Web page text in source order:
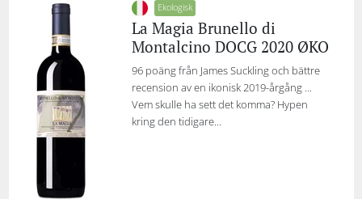
Ekologisk
La Magia Brunello di
Montalcino DOCG 2020 ØKO
96 poäng från James Suckling och bättre
recension av en ikonisk 2019-årgång ...
Vem skulle ha sett det komma? Hypen
kring den tidigare...